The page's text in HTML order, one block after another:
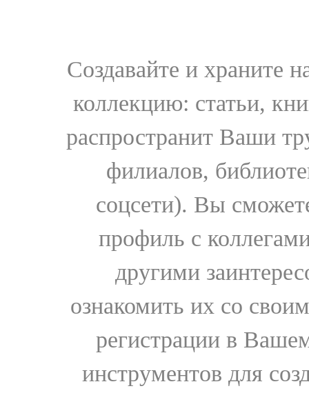
Создавайте и храните
коллекцию: статьи,
распространит Ваши
филиалов,
соцсети). Вы
профиль с
другими
ознакомить их со
регистрации в
инструментов для